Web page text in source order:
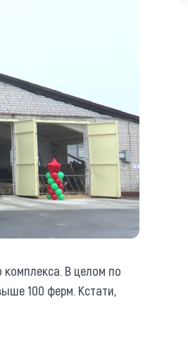
В целом по
100 ферм. Кстати,